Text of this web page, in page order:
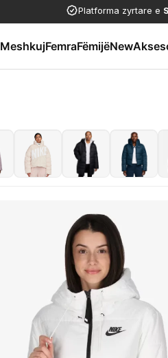
Platforma zyrtare e
MeshkujFemraFëmijëNew